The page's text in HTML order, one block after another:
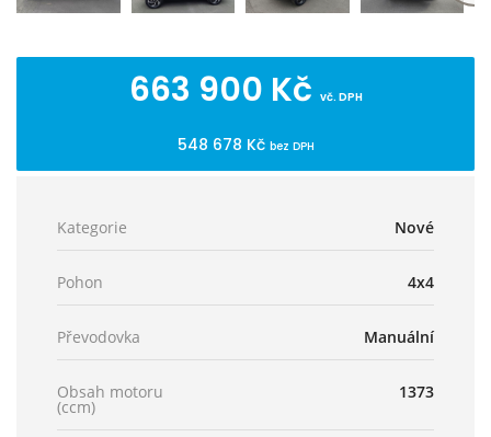
663 900 Kč vč. DPH
548 678 Kč bez DPH
Kategorie Nové
Pohon 4x4
Převodovka Manuální
Obsah motoru
(ccm)
1373